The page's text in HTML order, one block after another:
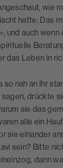
wie
hatte: Das
und auch
das Leben in
nah an ihr
drückte
sie das
alle ein
sie einander
sein? Bitte
dann